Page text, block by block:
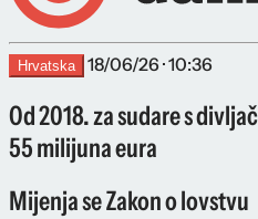
Hrvatska 18/06/26 · 10:36
Od 2018. za sudare s
55 milijuna eura
Mijenja se Zakon o lovstvu